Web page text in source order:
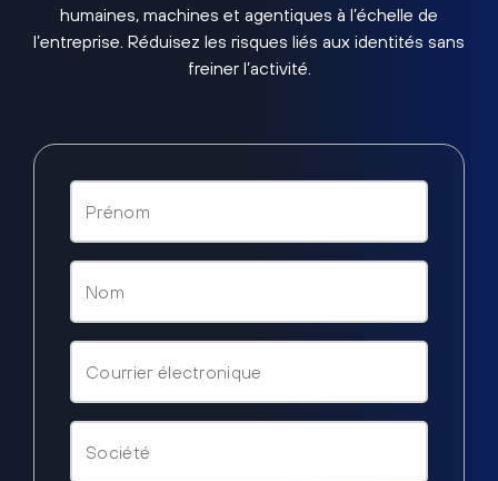
humaines, machines et agentiques à l’échelle de
l’entreprise. Réduisez les risques liés aux identités sans
freiner l’activité.